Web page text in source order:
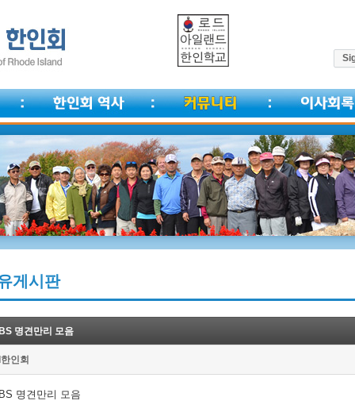
게시판
명견만리 모음
인회
명견만리 모음